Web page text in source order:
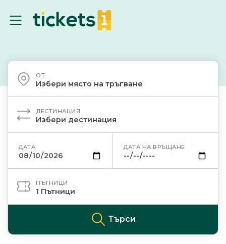
ОТ
Избери място на тръгване
ДЕСТИНАЦИЯ
Избери дестинация
ДАТА ДАТА НА ВРЪЩАНЕ
ПЪТНИЦИ
1 Пътници
Търси